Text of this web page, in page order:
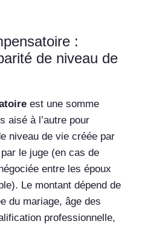
:
de niveau de
est une somme
aisé à l’autre pour
niveau de vie créée par
le juge (en cas de
entre les époux
Le montant dépend de
du mariage, âge des
professionnelle,